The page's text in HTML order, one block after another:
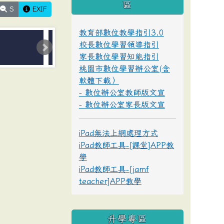
S EXIF
區
教育部數位教學指引3.0
校長數位學習領導指引
家長數位學習知能指引
桃園市數位學習辦公室(含
軟體下載）
- 數位辦公室教師版文宣
- 數位辦公室家長版文宣
iPad無法上網處理方式
iPad教師工具-[課堂]APP教
學
iPad教師工具-[jamf
teacher]APP教學
升學專區